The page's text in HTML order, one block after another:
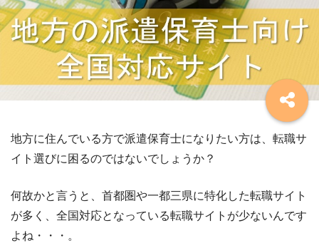
地方に住んでいる方で派遣保育士になりたい方は、転職サ
イト選びに困るのではないでしょうか？
何故かと言うと、首都圏や一都三県に特化した転職サイト
が多く、全国対応となっている転職サイトが少ないんです
よね・・・。